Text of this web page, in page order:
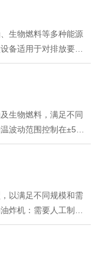
0.9以上的游离脂肪
生物燃料等多种能源
备适用于对排放要求
快、能耗低，在食品
控制系统，油炸机可实
生物燃料，满足不同
波动范围控制在±5℃
换热系统换热效率
序，可实现连续化生
以满足不同规模和需
炸机：需要人工制
用于小型食品加工厂
翻动食品，适用于中